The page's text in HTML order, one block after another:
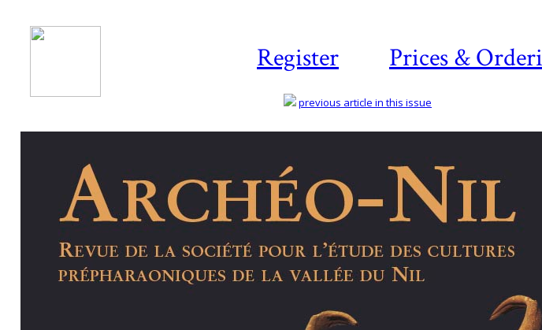
Register Prices &
previous article in this issue